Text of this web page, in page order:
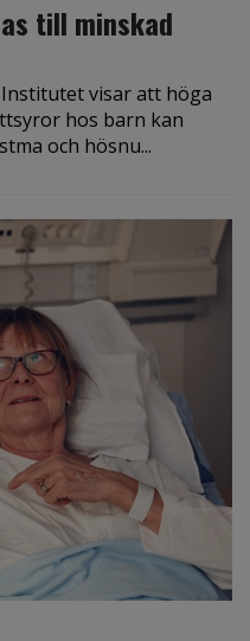
till minskad
visar att höga
hos barn kan
och hösnu...